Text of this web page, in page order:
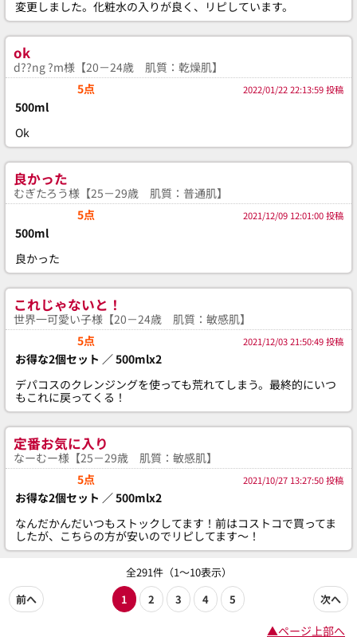
変更しました。化粧水の入りが良く、リピしています。
ok
d??ng ?m様【20－24歳 肌質：乾燥肌】
5点
2022/01/22 22:13:59 投稿
500ml
Ok
良かった
むぎたろう様【25－29歳 肌質：普通肌】
5点
2021/12/09 12:01:00 投稿
500ml
良かった
これじゃないと！
世界一可愛い子様【20－24歳 肌質：敏感肌】
5点
2021/12/03 21:50:49 投稿
お得な2個セット ／ 500mlx2
デパコスのクレンジングを使っても荒れてしまう。最終的にいつ
もこれに戻ってくる！
定番お気に入り
なーむー様【25－29歳 肌質：敏感肌】
5点
2021/10/27 13:27:50 投稿
お得な2個セット ／ 500mlx2
なんだかんだいつもストックしてます！前はコストコで買ってま
したが、こちらの方が安いのでリピしてます〜！
全291件（1～10表示）
前へ
1 2 3 4 5 次へ
▲ページ上部へ